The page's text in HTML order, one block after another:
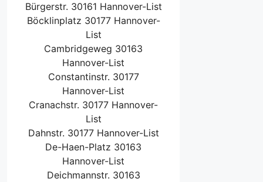
Bürgerstr. 30161 Hannover-List
Böcklinplatz 30177 Hannover-
List
Cambridgeweg 30163
Hannover-List
Constantinstr. 30177
Hannover-List
Cranachstr. 30177 Hannover-
List
Dahnstr. 30177 Hannover-List
De-Haen-Platz 30163
Hannover-List
Deichmannstr. 30163